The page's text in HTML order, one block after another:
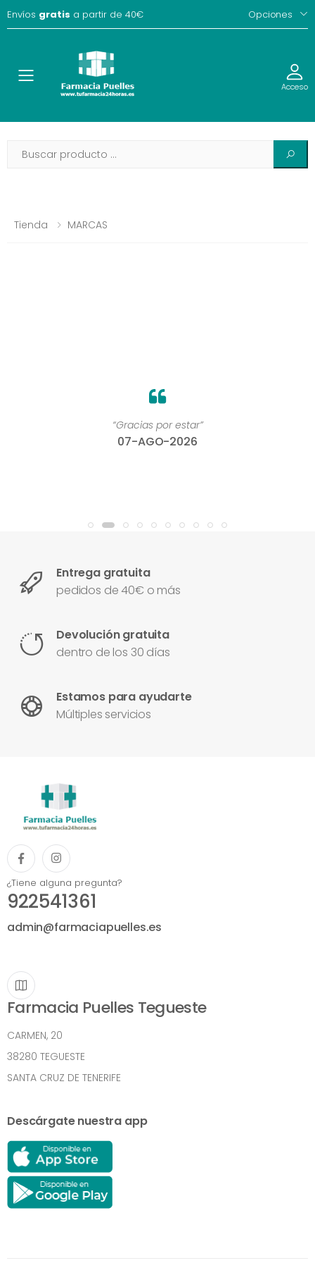
Envíos gratis a partir de 40€ Opciones
Toggle Acceso
Tienda MARCAS
“Gracias por estar”
07-AGO-2026
Entrega gratuita
pedidos de 40€ o más
Devolución gratuita
dentro de los 30 días
Estamos para ayudarte
Múltiples servicios
¿Tiene alguna pregunta?
922541361
admin@farmaciapuelles.es
Farmacia Puelles Tegueste
CARMEN, 20
38280 TEGUESTE
SANTA CRUZ DE TENERIFE
Descárgate nuestra app